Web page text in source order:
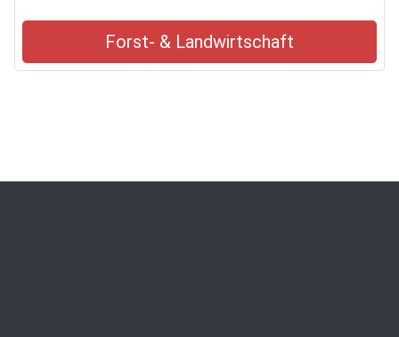
Forst- & Landwirtschaft